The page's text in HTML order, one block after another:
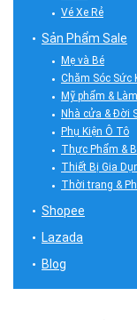
Vé Xe Rẻ
Sản Phẩm Sale
Mẹ và Bé
Chăm Sóc Sức
Mỹ phẩm &
Nhà cửa & Đời
Phụ Kiện Ô Tô
Thực Phẩm &
Thiết Bị Gia
Thời trang &
Shopee
Lazada
Blog